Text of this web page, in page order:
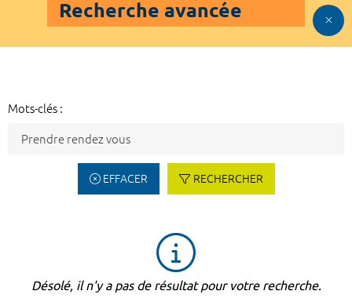
Recherche avancée
Mots-clés :
EFFACER RECHERCHER
Désolé, il n'y a pas de résultat pour votre recherche.